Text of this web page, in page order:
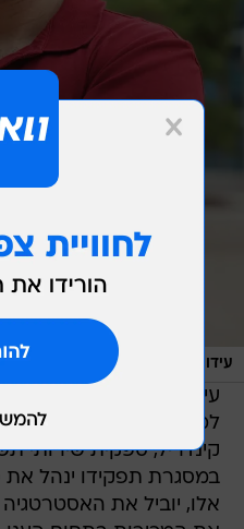
עידו ופנר התמנה לסמנכ"ל
למדינות מזרח אירופה
במסגרת תפקידו ינהל את
אלו, יוביל את האסטרטגיה
את המכירות בתחום
אבטחת המידע והסייבר.